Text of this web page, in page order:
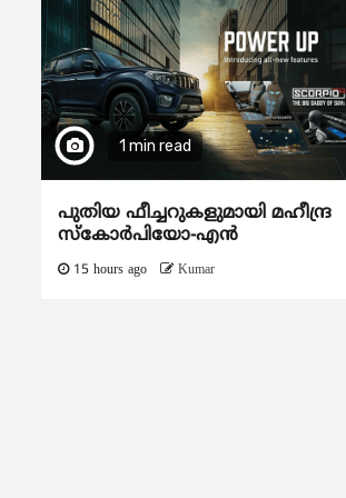
1 min read
പുതിയ ഫീച്ചറുകളുമായി മഹീന്ദ്ര
സ്കോർപിയോ-എൻ
15 hours ago Kumar